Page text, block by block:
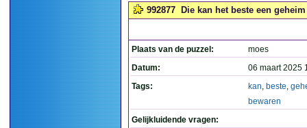
992877 Die kan het beste een
Plaats van de puzzel:
moes
Datum:
06 maart 2025
Tags:
kan, beste,
bewaren
Gelijkluidende vragen: